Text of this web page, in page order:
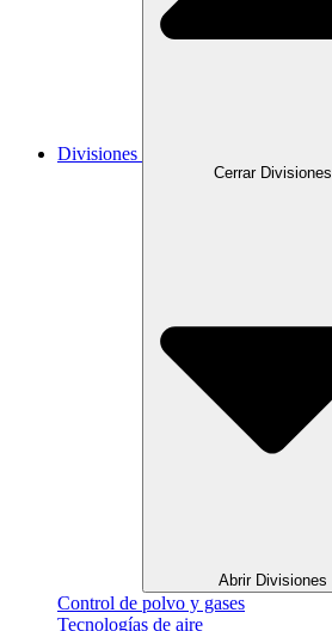
Divisiones
Cerrar Divisiones
Abrir Divisiones
Control de polvo y gases
Tecnologías de aire